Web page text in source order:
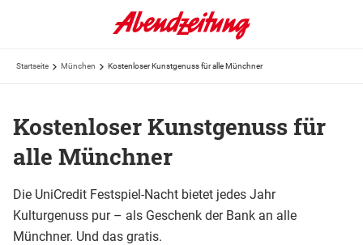
Startseite München Kostenloser Kunstgenuss für alle Münchner
Kostenloser Kunstgenuss für
alle Münchner
Die UniCredit Festspiel-Nacht bietet jedes Jahr
Kulturgenuss pur – als Geschenk der Bank an alle
Münchner. Und das gratis.